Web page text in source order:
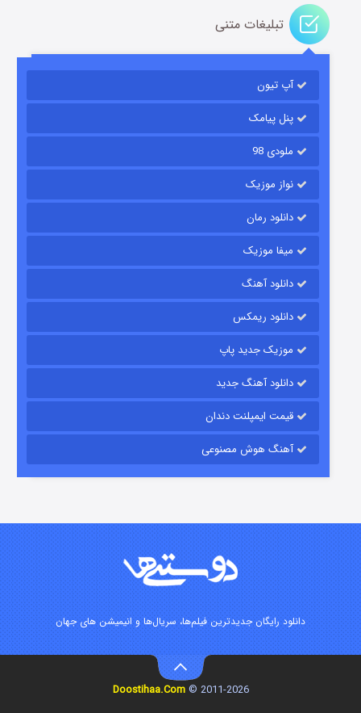
رویایی برای تو
قسمت
قسمت۲ (دوبله) منتشر شد
تبلیغات متنی
آپ تیون
پنل پیامک
ملودی 98
نواز موزیک
دانلود رمان
میفا موزیک
دانلود آهنگ
دانلود ریمکس
موزیک جدید پاپ
دانلود آهنگ جدید
قیمت ایمپلنت دندان
آهنگ هوش مصنوعی
دانلود رایگان جدیدترین فیلم‌ها، سریال‌ها و انیمیشن های جهان
2011-2026 ©
Doostihaa.Com